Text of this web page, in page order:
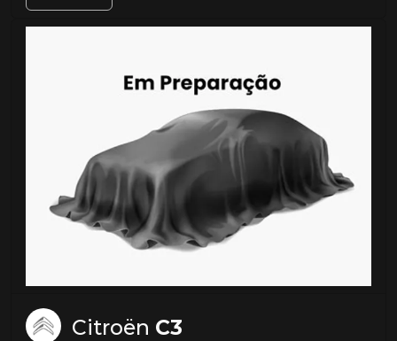
Citroën C3